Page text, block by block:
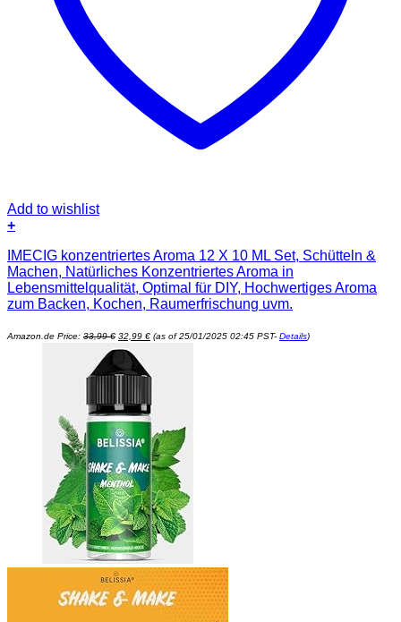
Add to wishlist
+
IMECIG konzentriertes Aroma 12 X 10 ML Set, Schütteln &
Machen, Natürliches Konzentriertes Aroma in
Lebensmittelqualität, Optimal für DIY, Hochwertiges Aroma
zum Backen, Kochen, Raumerfrischung uvm.
Amazon.de Price: 33,99€
Ursprünglicher
Preis
war:
33,99 €
32,99 €
Aktueller
Preis
(as of 25/01/2025 02:45 PST- Details)